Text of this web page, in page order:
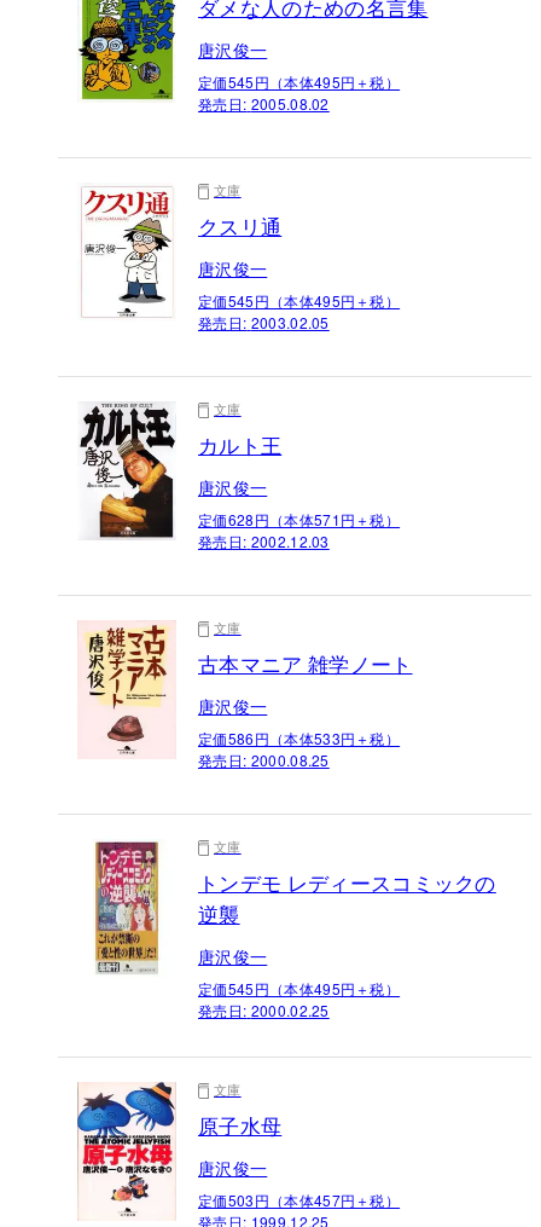
ダメな人のための名言集
唐沢俊一
定価545円（本体495円＋税）
発売日: 2005.08.02
文庫
クスリ通
唐沢俊一
定価545円（本体495円＋税）
発売日: 2003.02.05
文庫
カルト王
唐沢俊一
定価628円（本体571円＋税）
発売日: 2002.12.03
文庫
古本マニア 雑学ノート
唐沢俊一
定価586円（本体533円＋税）
発売日: 2000.08.25
文庫
トンデモ レディースコミックの
逆襲
唐沢俊一
定価545円（本体495円＋税）
発売日: 2000.02.25
文庫
原子水母
唐沢俊一
定価503円（本体457円＋税）
発売日: 1999.12.25